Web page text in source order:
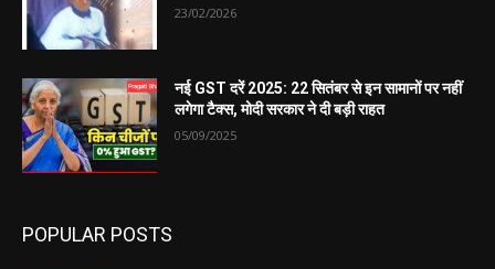
23/02/2026
नई GST दरें 2025: 22 सितंबर से इन सामानों पर नहीं
लगेगा टैक्स, मोदी सरकार ने दी बड़ी राहत
05/09/2025
POPULAR POSTS